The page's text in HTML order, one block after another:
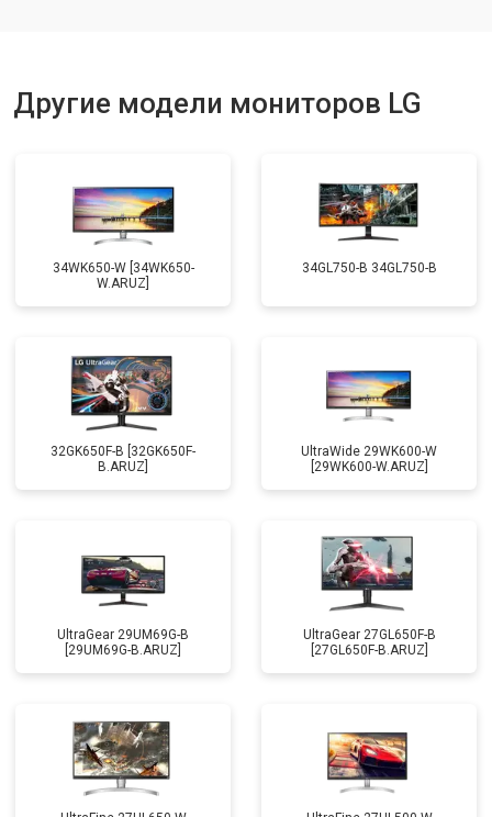
Другие модели мониторов LG
34WK650-W [34WK650-
W.ARUZ]
34GL750-B 34GL750-B
32GK650F-B [32GK650F-
B.ARUZ]
UltraWide 29WK600-W
[29WK600-W.ARUZ]
UltraGear 29UM69G-B
[29UM69G-B.ARUZ]
UltraGear 27GL650F-B
[27GL650F-B.ARUZ]